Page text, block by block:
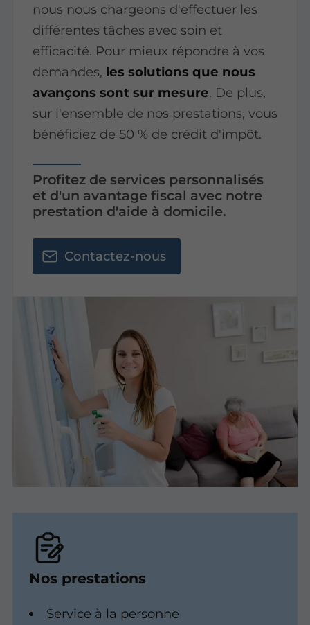
nous nous chargeons d'effectuer les
différentes tâches avec soin et
efficacité. Pour mieux répondre à vos
demandes, les solutions que nous
avançons sont sur mesure. De plus,
sur l'ensemble de nos prestations, vous
bénéficiez de 50 % de crédit d'impôt.
Profitez de services personnalisés
et d'un avantage fiscal avec notre
prestation d'aide à domicile.
Contactez-nous
Nos prestations
Service à la personne